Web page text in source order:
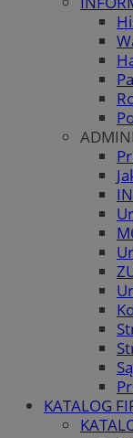
KATALOG